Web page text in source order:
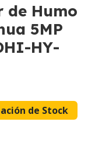
de Humo
5MP
HY-
de Stock